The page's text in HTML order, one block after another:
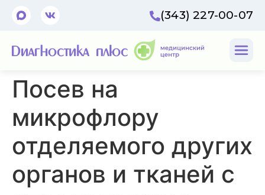
(343) 227-00-07
Посев на
микрофлору
отделяемого других
органов и тканей с